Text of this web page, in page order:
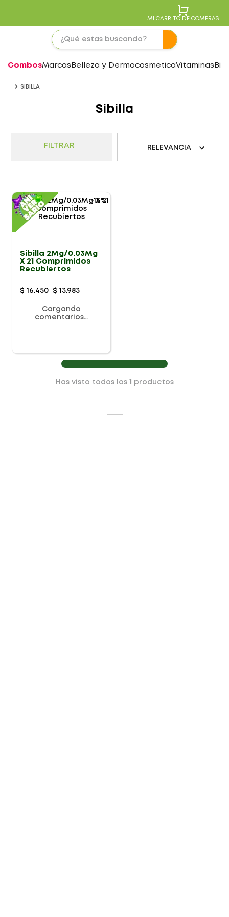
MI CARRITO DE COMPRAS
CombosMarcas Belleza y DermocosmeticaVitaminas
SIBILLA
Sibilla
FILTRAR RELEVANCIA
- 15%
Sibilla 2Mg/0.03Mg
X 21 Comprimidos
Recubiertos
$ 16.450 $ 13.983
Cargando
comentarios…
Has visto todos los productos